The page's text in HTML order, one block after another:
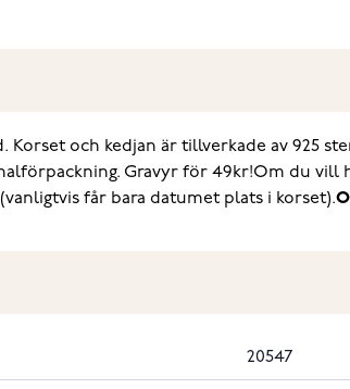
Korset och kedjan är tillverkade av 925
Gravyr för 49kr!Om du vill
får bara datumet plats i korset).
20547